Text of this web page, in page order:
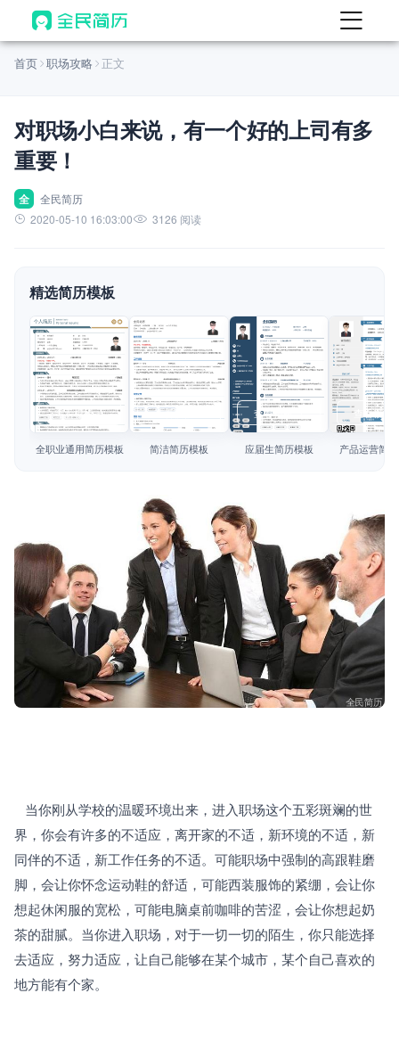
首页
AI 生成简历
AI 翻译简历
AI 诊断简历
面试自我介绍
AI 职场工具 New
简历模板
简历教程
首页 职场攻略 正文
对职场小白来说，有一个好的上司有多
重要！
全
全民简历
2020-05-10 16:03:00
3126 阅读
精选简历模板
查看模板
全职业通用简历模板
查看模板
简洁简历模板
查看模板
应届生简历模板
查看模板
产品运营简
界，你会有许多的不适应，离开家的不适，新环境的不适，新
同伴的不适，新工作任务的不适。可能职场中强制的高跟鞋磨
脚，会让你怀念运动鞋的舒适，可能西装服饰的紧绷，会让你
想起休闲服的宽松，可能电脑桌前咖啡的苦涩，会让你想起奶
茶的甜腻。当你进入职场，对于一切一切的陌生，你只能选择
去适应，努力适应，让自己能够在某个城市，某个自己喜欢的
地方能有个家。